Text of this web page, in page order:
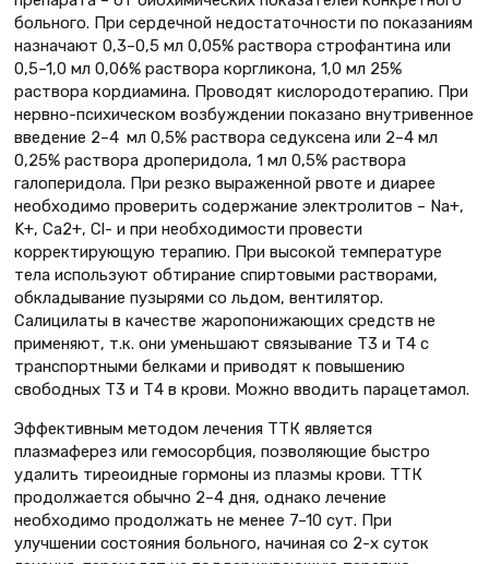
больного. При сердечной недостаточности по показаниям
назначают 0,3–0,5 мл 0,05% раствора строфантина или
0,5–1,0 мл 0,06% раствора коргликона, 1,0 мл 25%
раствора кордиамина. Проводят кислородотерапию. При
нервно-психическом возбуждении показано внутривенное
введение 2–4 мл 0,5% раствора седуксена или 2–4 мл
0,25% раствора дроперидола, 1 мл 0,5% раствора
галоперидола. При резко выраженной рвоте и диарее
необходимо проверить содержание электролитов – Na+,
K+, Са2+, Cl- и при необходимости провести
корректирующую терапию. При высокой температуре
тела используют обтирание спиртовыми растворами,
обкладывание пузырями со льдом, вентилятор.
Салицилаты в качестве жаропонижающих средств не
применяют, т.к. они уменьшают связывание Т3 и Т4 с
транспортными белками и приводят к повышению
свободных Т3 и Т4 в крови. Можно вводить парацетамол.
Эффективным методом лечения ТТК является
плазмаферез или гемосорбция, позволяющие быстро
удалить тиреоидные гормоны из плазмы крови. ТТК
продолжается обычно 2–4 дня, однако лечение
необходимо продолжать не менее 7–10 сут. При
улучшении состояния больного, начиная со 2-х суток